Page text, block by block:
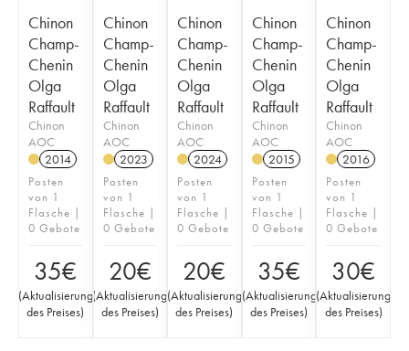
Chinon
Champ-
Chenin
Olga
Raffault
Chinon
AOC
2014
Posten
von 1
Flasche |
0 Gebote
35€
(Aktualisierung
des Preises)
Chinon
Champ-
Chenin
Olga
Raffault
Chinon
AOC
2023
Posten
von 1
Flasche |
0 Gebote
20€
(Aktualisierung
des Preises)
Chinon
Champ-
Chenin
Olga
Raffault
Chinon
AOC
2024
Posten
von 1
Flasche |
0 Gebote
20€
(Aktualisierung
des Preises)
Chinon
Champ-
Chenin
Olga
Raffault
Chinon
AOC
2015
Posten
von 1
Flasche |
0 Gebote
35€
(Aktualisierung
des Preises)
Chinon
Champ-
Chenin
Olga
Raffault
Chinon
AOC
2016
Posten
von 1
Flasche |
0 Gebote
30€
(Aktualisierung
des Preises)